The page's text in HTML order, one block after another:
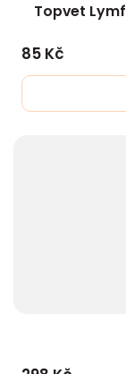
Topvet
85 Kč